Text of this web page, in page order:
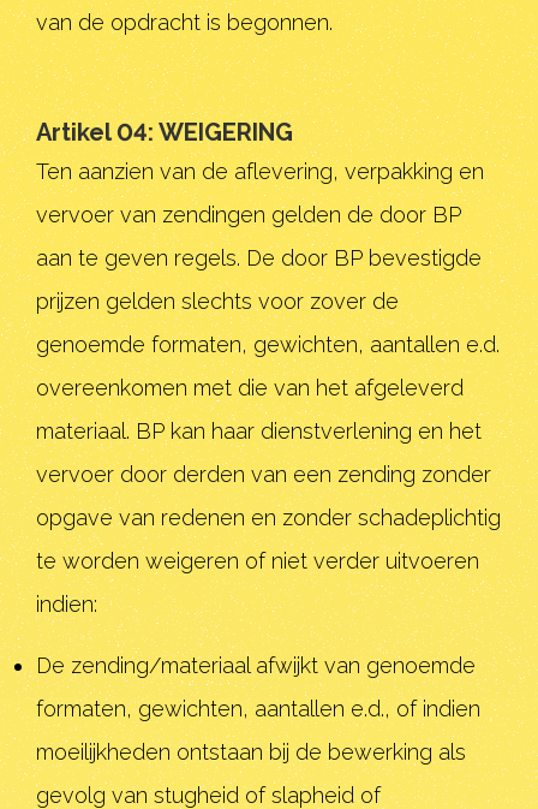
van de opdracht is begonnen.
Artikel 04: WEIGERING
Ten aanzien van de aflevering, verpakking en
vervoer van zendingen gelden de door BP
aan te geven regels. De door BP bevestigde
prijzen gelden slechts voor zover de
genoemde formaten, gewichten, aantallen e.d.
overeenkomen met die van het afgeleverd
materiaal. BP kan haar dienstverlening en het
vervoer door derden van een zending zonder
opgave van redenen en zonder schadeplichtig
te worden weigeren of niet verder uitvoeren
indien:
De zending/materiaal afwijkt van genoemde
formaten, gewichten, aantallen e.d., of indien
moeilijkheden ontstaan bij de bewerking als
gevolg van stugheid of slapheid of